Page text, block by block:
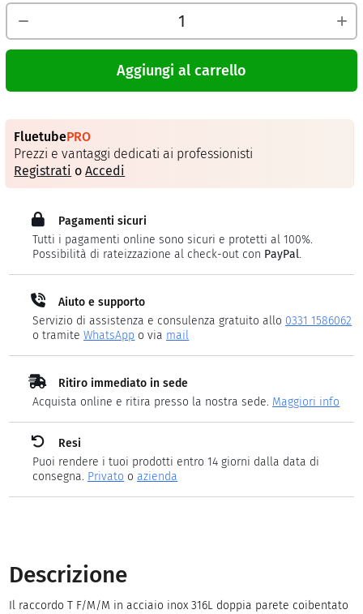
Aggiungi al carrello
FluetubePRO
Prezzi e vantaggi dedicati ai professionisti
Registrati oAccedi
Pagamenti sicuri
Tutti i pagamenti online sono sicuri e protetti al 100%.
Possibilità di rateizzazione al check-out con PayPal.
Aiuto e supporto
Servizio di assistenza e consulenza gratuito allo 0331 1586062
o tramiteWhatsApp o via mail
Ritiro immediato in sede
Acquista online e ritira presso la nostra sede. Maggiori info
Resi
Puoi rendere i tuoi prodotti entro 14 giorni dalla data di
consegna. Privato oazienda
Descrizione
Il raccordo T F/M/M in acciaio inox 316L doppia parete coibentato